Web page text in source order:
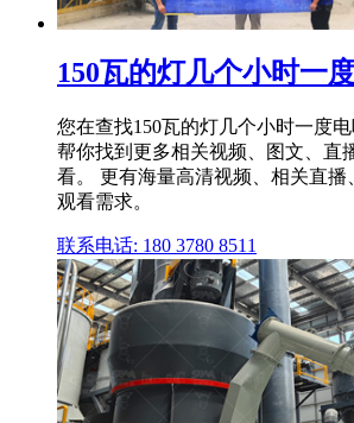
150瓦的灯几个小时一
您在查找150瓦的灯几个小时一度
帮你找到更多相关视频、图文、直
看。 更有海量高清视频、相关直播
观看需求。
联系电话: 180 3780 8511